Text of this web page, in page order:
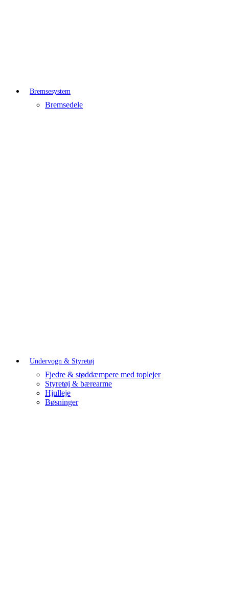
Bremsesystem
Bremsedele
Undervogn & Styretøj
Fjedre & støddæmpere med toplejer
Styretøj & bærearme
Hjulleje
Bøsninger